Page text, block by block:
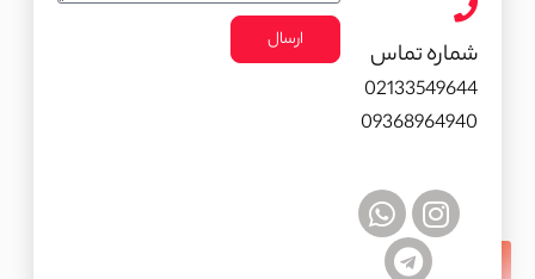
شماره تماس
02133549644
09368964940
ارسال